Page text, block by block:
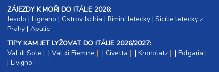
ZÁJEZDY K MOŘI DO ITÁLIE 2026:
Jesolo | Lignano | Ostrov Ischia | Rimini letecky | Sicílie letecky z
Prahy | Apulie
TIPY KAM JET LYŽOVAT DO ITÁLIE 2026/2027:
Val di Sole
| Val di Fiemme | Civetta | Kronplatz | Folgaria
| Livigno